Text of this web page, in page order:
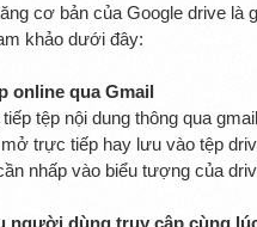
cơ bản của Google drive là
khảo dưới đây:
online qua Gmail
tệp nội dung thông qua
trực tiếp hay lưu vào tệp
nhấp vào biểu tượng của
người dùng truy cập cùng